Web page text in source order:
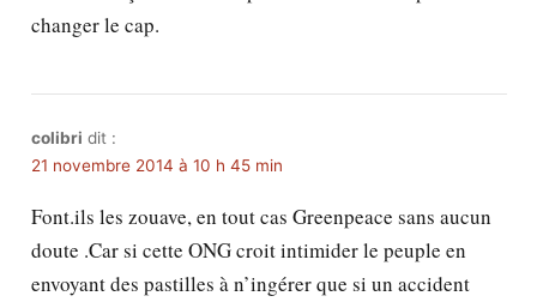
changer le cap.
colibri dit :
21 novembre 2014 à 10 h 45 min
Font.ils les zouave, en tout cas Greenpeace sans aucun
doute .Car si cette ONG croit intimider le peuple en
envoyant des pastilles à n’ingérer que si un accident